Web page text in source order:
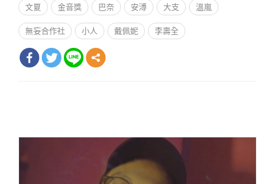
文夏 金音獎 巴奈 安溥 大支 溫嵐
無妄合作社 小人 戴佩妮 李壽全